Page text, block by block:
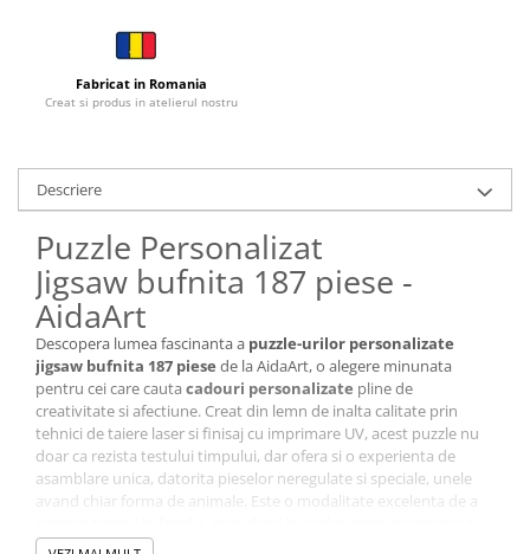
Cutii si Accesorii pentru Vin
Personalizate
Vinuri Personalizate
Pixuri Personalizate
Mousepad-uri
Agende A5
Agende A6
Planner / Jurnal
Articole pentru Casa Personalizate
Ceasuri Personalizate
Calendare Personalizate
Tablouri Personalizate
Rame Foto
Pusculite Personalizate
Brichete Personalizate
Fabricat in Romania
Creat si produs in atelierul nostru
Descriere
Puzzle Personalizat
Jigsaw bufnita 187 piese -
AidaArt
Descopera lumea fascinanta a puzzle-urilor personalizate
jigsaw bufnita 187 piese de la AidaArt, o alegere minunata
pentru cei care cauta cadouri personalizate pline de
creativitate si afectiune. Creat din lemn de inalta calitate prin
tehnici de taiere laser si finisaj cu imprimare UV, acest puzzle nu
doar ca rezista testului timpului, dar ofera si o experienta de
asamblare unica, datorita pieselor neregulate si speciale, unele
avand chiar forma de animale. Este o modalitate excelenta de a
abilitatile de rezolvare a problemelor.